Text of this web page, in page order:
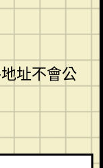
址不會公